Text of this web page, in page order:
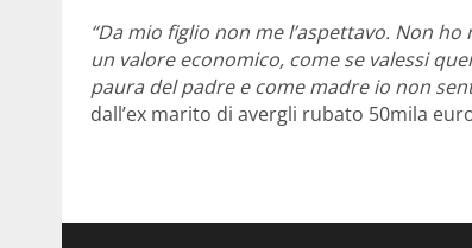
“Da mio figlio non me l’aspettavo. Non
un valore economico, come se valessi
paura del padre e come madre io non
dall’ex marito di avergli rubato 50mila